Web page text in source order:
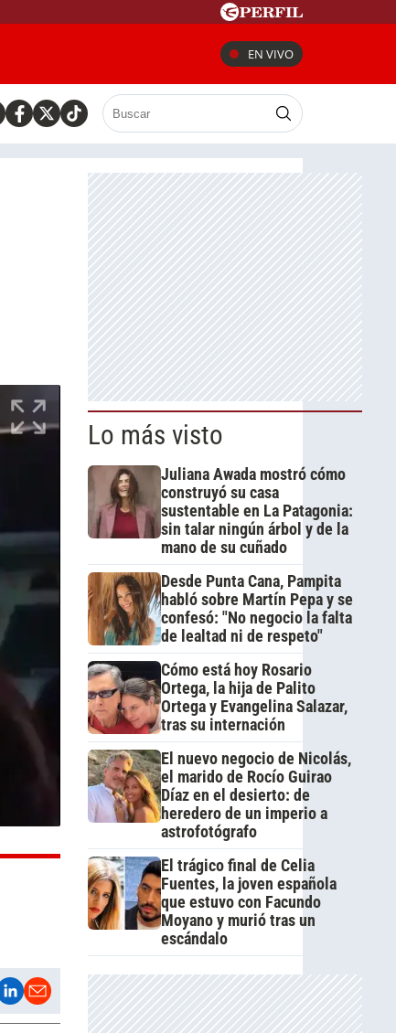
EN VIVO
Lo más visto
Juliana Awada mostró cómo
construyó su casa
sustentable en La Patagonia:
sin talar ningún árbol y de la
mano de su cuñado
Desde Punta Cana, Pampita
habló sobre Martín Pepa y se
confesó: "No negocio la falta
de lealtad ni de respeto"
Cómo está hoy Rosario
Ortega, la hija de Palito
Ortega y Evangelina Salazar,
tras su internación
El nuevo negocio de Nicolás,
el marido de Rocío Guirao
Díaz en el desierto: de
heredero de un imperio a
astrofotógrafo
El trágico final de Celia
Fuentes, la joven española
que estuvo con Facundo
Moyano y murió tras un
escándalo